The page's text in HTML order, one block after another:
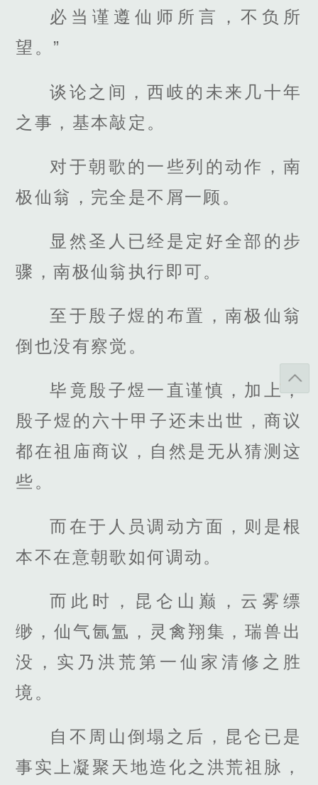
必当谨遵仙师所言，不负所
望。”
谈论之间，西岐的未来几十年
之事，基本敲定。
对于朝歌的一些列的动作，南
极仙翁，完全是不屑一顾。
显然圣人已经是定好全部的步
骤，南极仙翁执行即可。
至于殷子煜的布置，南极仙翁
倒也没有察觉。
毕竟殷子煜一直谨慎，加上，
殷子煜的六十甲子还未出世，商议
都在祖庙商议，自然是无从猜测这
些。
而在于人员调动方面，则是根
本不在意朝歌如何调动。
而此时，昆仑山巅，云雾缥
缈，仙气氤氲，灵禽翔集，瑞兽出
没，实乃洪荒第一仙家清修之胜
境。
自不周山倒塌之后，昆仑已是
事实上凝聚天地造化之洪荒祖脉，